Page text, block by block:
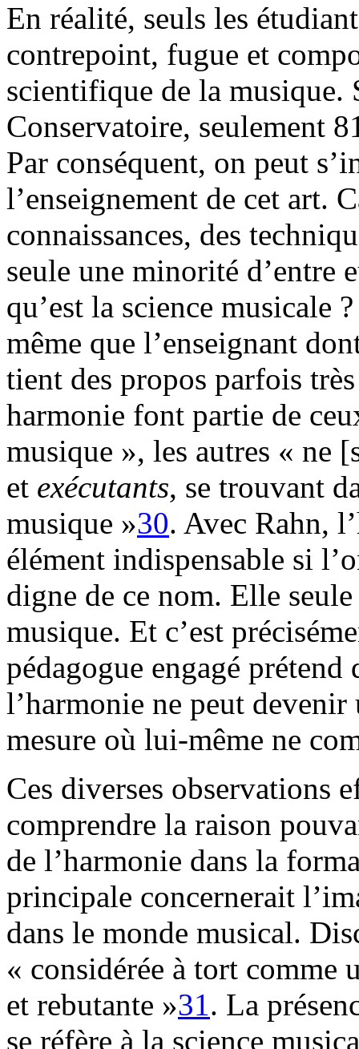
En réalité, seuls les
contrepoint, fugue et
scientifique de la musique.
Conservatoire, seulement
Par conséquent, on peut
l’enseignement de cet art.
connaissances, des
seule une minorité d’entre
qu’est la science musicale
même que l’enseignant
tient des propos parfois
harmonie font partie de
musique », les autres « ne
et exécutants, se trouvant
musique »30. Avec Rahn,
élément indispensable si
digne de ce nom. Elle
musique. Et c’est
pédagogue engagé
l’harmonie ne peut
mesure où lui-même ne
Ces diverses observations
comprendre la raison
de l’harmonie dans la
principale concernerait
dans le monde musical.
« considérée à tort comme
et rebutante »31. La
se réfère à la science